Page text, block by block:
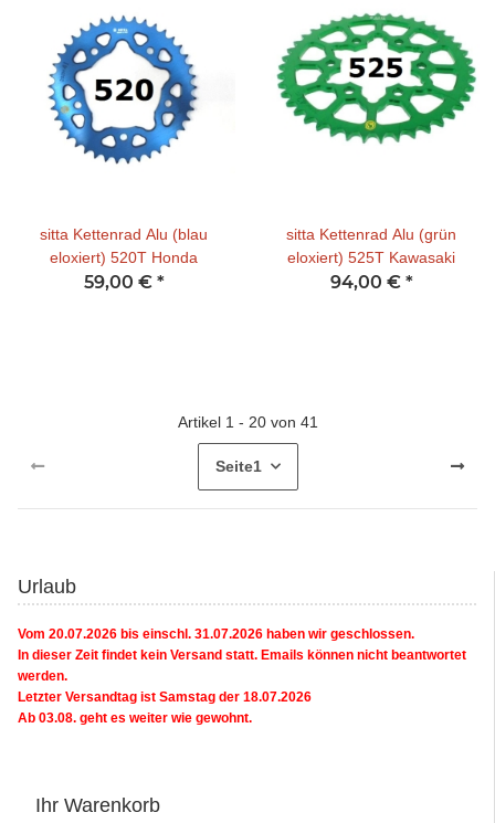
sitta Kettenrad Alu (blau
eloxiert) 520T Honda
59,00 € *
sitta Kettenrad Alu (grün
eloxiert) 525T Kawasaki
94,00 € *
Artikel 1 - 20 von 41
Seite1
Urlaub
Vom 20.07.2026 bis einschl. 31.07.2026 haben wir geschlossen.
In dieser Zeit findet kein Versand statt. Emails können nicht beantwortet
werden.
Letzter Versandtag ist Samstag der 18.07.2026
Ab 03.08. geht es weiter wie gewohnt.
Ihr Warenkorb